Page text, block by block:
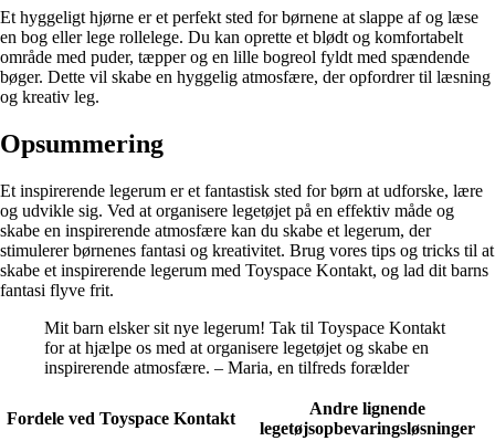
Et hyggeligt hjørne er et perfekt sted for børnene at slappe af og læse
en bog eller lege rollelege. Du kan oprette et blødt og komfortabelt
område med puder, tæpper og en lille bogreol fyldt med spændende
bøger. Dette vil skabe en hyggelig atmosfære, der opfordrer til læsning
og kreativ leg.
Opsummering
Et inspirerende legerum er et fantastisk sted for børn at udforske, lære
og udvikle sig. Ved at organisere legetøjet på en effektiv måde og
skabe en inspirerende atmosfære kan du skabe et legerum, der
stimulerer børnenes fantasi og kreativitet. Brug vores tips og tricks til at
skabe et inspirerende legerum med Toyspace Kontakt, og lad dit barns
fantasi flyve frit.
Mit barn elsker sit nye legerum! Tak til Toyspace Kontakt
for at hjælpe os med at organisere legetøjet og skabe en
inspirerende atmosfære. – Maria, en tilfreds forælder
Fordele ved Toyspace Kontakt
Andre lignende
legetøjsopbevaringsløsninger